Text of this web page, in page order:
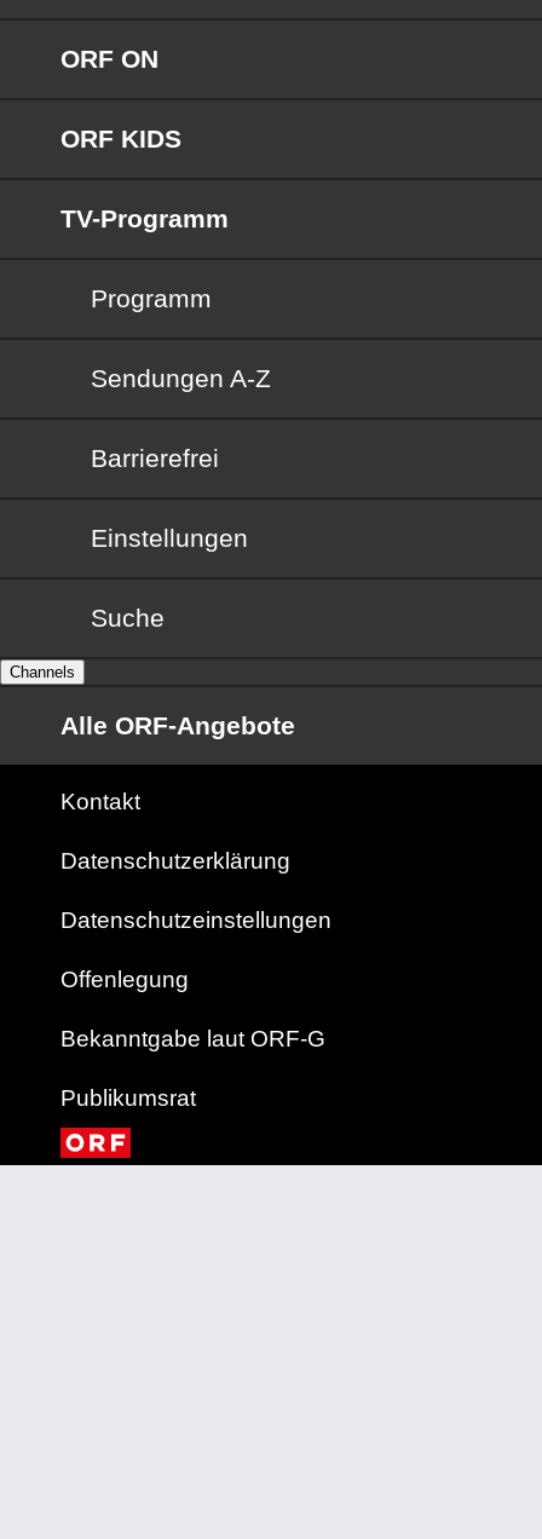
ORF ON
ORF KIDS
TV-Programm
Programm
Sendungen von A bis Z
Sendungen A-Z
Barrierefrei
Barrierefrei
Einstellungen
Suche
Channels
Alle ORF-Angebote
Kontakt
Datenschutzerklärung
Datenschutzeinstellungen
Offenlegung
Bekanntgabe laut ORF-G
Publikumsrat